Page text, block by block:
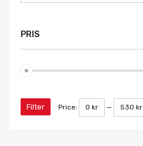
PRIS
Filter Price: 0 kr — 530 kr